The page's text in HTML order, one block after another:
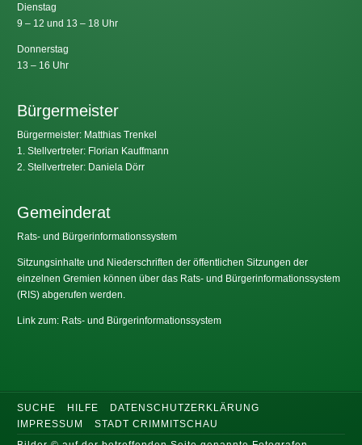
Dienstag
9 – 12 und 13 – 18 Uhr
Donnerstag
13 – 16 Uhr
Bürgermeister
Bürgermeister: Matthias Trenkel
1. Stellvertreter: Florian Kauffmann
2. Stellvertreter: Daniela Dörr
Gemeinderat
Rats- und Bürgerinformationssystem
Sitzungsinhalte und Niederschriften der öffentlichen Sitzungen der
einzelnen Gremien können über das Rats- und Bürgerinformationssystem
(RIS) abgerufen werden.
Link zum: Rats- und Bürgerinformationssystem
SUCHE HILFE
DATENSCHUTZERKLÄRUNG
IMPRESSUM
STADT CRIMMITSCHAU